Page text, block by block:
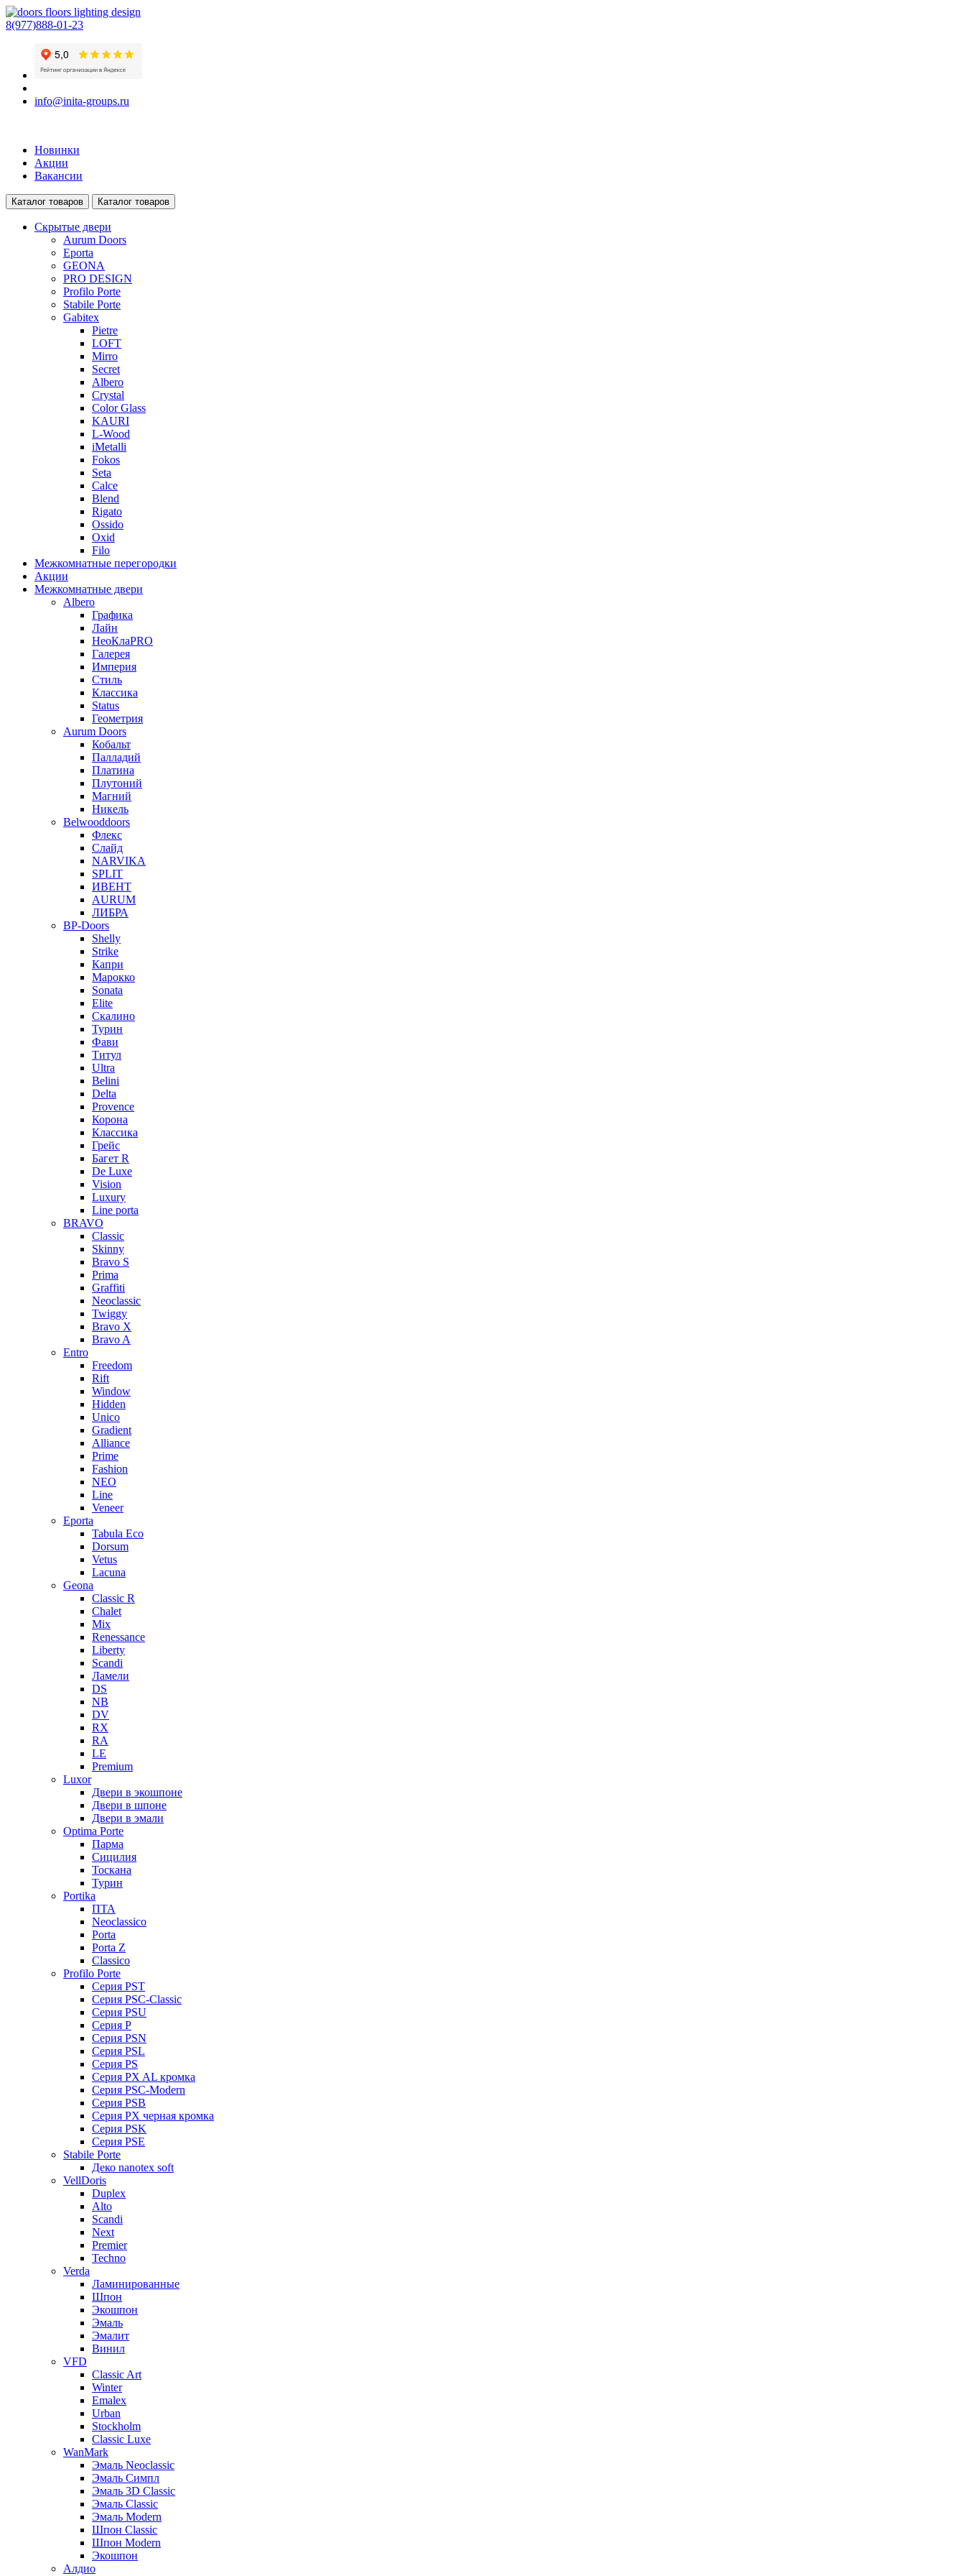
8(977)888-01-23
info@inita-groups.ru
Новинки
Акции
Вакансии
Каталог товаров Каталог товаров
Скрытые двери
Aurum Doors
Eporta
GEONA
PRO DESIGN
Profilo Porte
Stabile Porte
Gabitex
Pietre
LOFT
Mirro
Secret
Albero
Crystal
Color Glass
KAURI
L-Wood
iMetalli
Fokos
Seta
Calce
Blend
Rigato
Ossido
Oxid
Filo
Межкомнатные перегородки
Акции
Межкомнатные двери
Albero
Графика
Лайн
НеоКлаPRO
Галерея
Империя
Стиль
Классика
Status
Геометрия
Aurum Doors
Кобальт
Палладий
Платина
Плутоний
Магний
Никель
Belwooddoors
Флекс
Слайд
NARVIKA
SPLIT
ИВЕНТ
AURUM
ЛИБРА
BP-Doors
Shelly
Strike
Капри
Марокко
Sonata
Elite
Скалино
Турин
Фави
Титул
Ultra
Belini
Delta
Provence
Корона
Классика
Грейс
Багет R
De Luxe
Vision
Luxury
Line porta
BRAVO
Classic
Skinny
Bravo S
Prima
Graffiti
Neoclassic
Twiggy
Bravo X
Bravo A
Entro
Freedom
Rift
Window
Hidden
Unico
Gradient
Alliance
Prime
Fashion
NEO
Line
Veneer
Eporta
Tabula Eco
Dorsum
Vetus
Lacuna
Geona
Classic R
Chalet
Mix
Renessance
Liberty
Scandi
Ламели
DS
NB
DV
RX
RA
LE
Premium
Luxor
Двери в экошпоне
Двери в шпоне
Двери в эмали
Optima Porte
Парма
Сицилия
Тоскана
Турин
Portika
ПТА
Neoclassico
Porta
Porta Z
Classico
Profilo Porte
Серия PST
Серия PSC-Classic
Серия PSU
Серия P
Серия PSN
Серия PSL
Серия PS
Серия PX AL кромка
Серия PSC-Modern
Серия PSB
Серия PX черная кромка
Серия PSK
Серия PSE
Stabile Porte
Деко nanotex soft
VellDoris
Duplex
Alto
Scandi
Next
Premier
Techno
Verda
Ламинированные
Шпон
Экошпон
Эмаль
Эмалит
Винил
VFD
Classic Art
Winter
Emalex
Urban
Stockholm
Classic Luxe
WanMark
Эмаль Neoclassic
Эмаль Симпл
Эмаль 3D Classic
Эмаль Classic
Эмаль Modern
Шпон Classic
Шпон Modern
Экошпон
Алдио